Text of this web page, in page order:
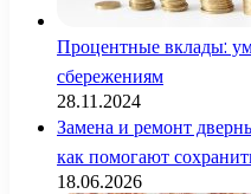
Процентные вклады:
сбережениям
28.11.2024
Замена и ремонт
как помогают
18.06.2026